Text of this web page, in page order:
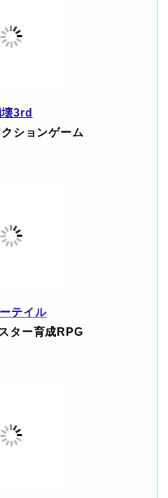
壊3rd
ションゲーム
テイル
ター育成RPG